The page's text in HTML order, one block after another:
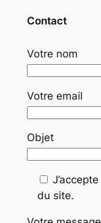
Contact
Votre nom
Votre email
Objet
du site.